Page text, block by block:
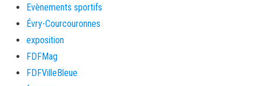
Evènements sportifs
Évry-Courcouronnes
exposition
FDFMag
FDFVilleBleue